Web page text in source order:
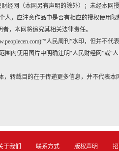
经网（本网另有声明的除外）；未经本网
，应注意作品中是否有相应的授权使用
，本网将追究其相关法律责任。
人民周刊”水印，但并不代
内使用图片中明确注明“人民财经网”或“
转载目的在于传递更多信息，并不代表本
于我们 联系方式 版权声明